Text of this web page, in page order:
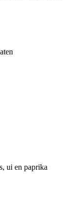
ui en paprika